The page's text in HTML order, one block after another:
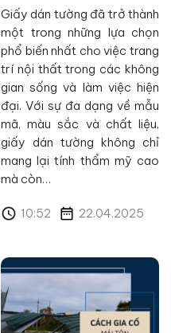
Giấy dán tường đã trở thành
một trong những lựa chọn
phổ biến nhất cho việc trang
trí nội thất trong các không
gian sống và làm việc hiện
đại. Với sự đa dạng về mẫu
mã, màu sắc và chất liệu,
giấy dán tường không chỉ
mang lại tính thẩm mỹ cao
mà còn…
10:52 22.04.2025